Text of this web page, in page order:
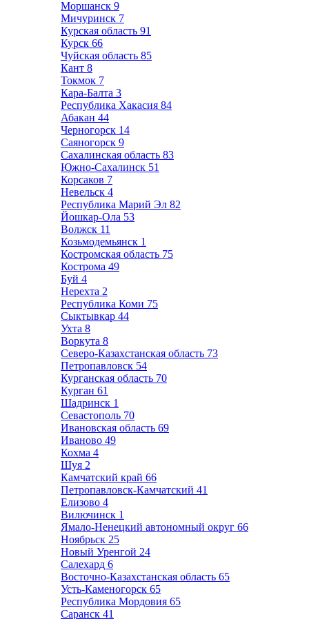
Моршанск 9
Мичуринск 7
Курская область 91
Курск 66
Чуйская область 85
Кант 8
Токмок 7
Кара-Балта 3
Республика Хакасия 84
Абакан 44
Черногорск 14
Саяногорск 9
Сахалинская область 83
Южно-Сахалинск 51
Корсаков 7
Невельск 4
Республика Марий Эл 82
Йошкар-Ола 53
Волжск 11
Козьмодемьянск 1
Костромская область 75
Кострома 49
Буй 4
Нерехта 2
Республика Коми 75
Сыктывкар 44
Ухта 8
Воркута 8
Северо-Казахстанская область 73
Петропавловск 54
Курганская область 70
Курган 61
Шадринск 1
Севастополь 70
Ивановская область 69
Иваново 49
Кохма 4
Шуя 2
Камчатский край 66
Петропавловск-Камчатский 41
Елизово 4
Вилючинск 1
Ямало-Ненецкий автономный округ 66
Ноябрьск 25
Новый Уренгой 24
Салехард 6
Восточно-Казахстанская область 65
Усть-Каменогорск 65
Республика Мордовия 65
Саранск 41